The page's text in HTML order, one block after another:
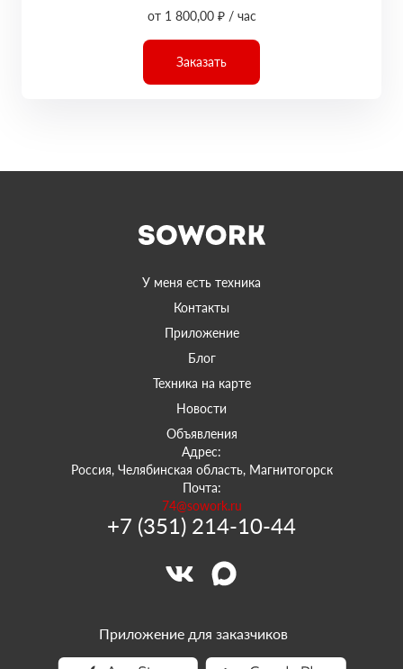
от 1 800,00 ₽ / час
Заказать
У меня есть техника
Контакты
Приложение
Блог
Техника на карте
Новости
Объявления
Адрес:
Россия, Челябинская область, Магнитогорск
Почта:
74@sowork.ru
+7 (351) 214-10-44
Приложение для заказчиков